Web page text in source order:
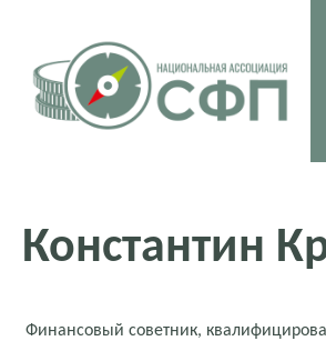
Константин
Финансовый советник,